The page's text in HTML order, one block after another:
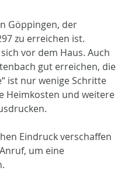
Göppingen, der
zu erreichen ist.
vor dem Haus. Auch
gut erreichen, die
ist nur wenige Schritte
Heimkosten und weitere
Eindruck verschaffen
um eine